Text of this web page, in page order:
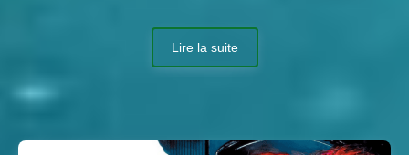
Lire la suite